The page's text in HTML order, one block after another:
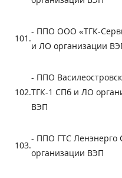
101.
- ППО ООО «ТГК-
и ЛО организации
102.
- ППО
ТГК-1 СПб и ЛО
ВЭП
103.
- ППО ГТС Ленэнерго
организации ВЭП